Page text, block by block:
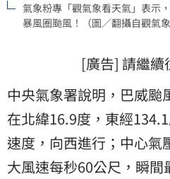
氣象粉專「觀氣象看天氣」表示
暴風圈颱風！（圖／翻攝自觀氣象
[廣告] 請繼
中央氣象署說明，巴威颱
在北緯16.9度，東經
速度，向西進行；中心氣
大風速每秒60公尺，瞬